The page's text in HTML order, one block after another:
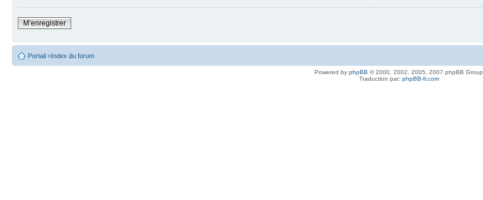
M’enregistrer
Portail »Index du forum
Powered by phpBB © 2000, 2002, 2005, 2007 phpBB Group
Traduction par: phpBB-fr.com